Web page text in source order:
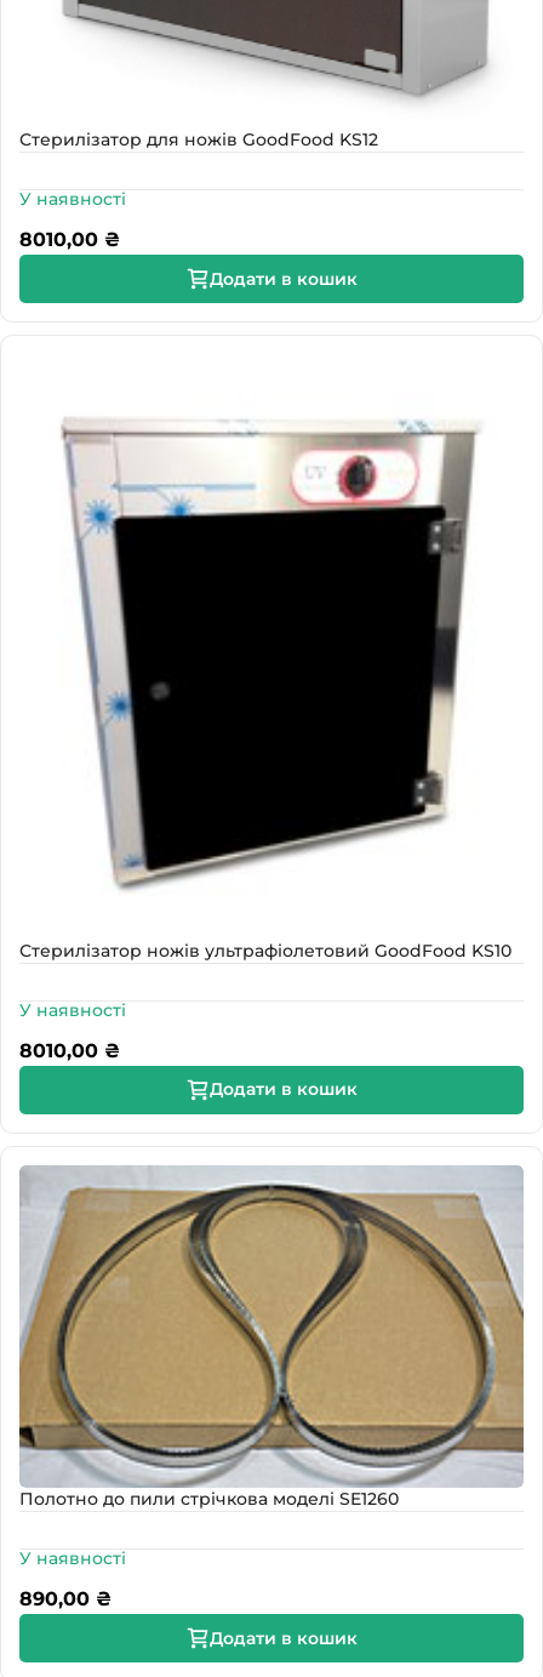
Стерилізатор для ножів GoodFood KS12
У наявності
8010,00 ₴
Додати в кошик
Стерилізатор ножів ультрафіолетовий GoodFood KS10
У наявності
8010,00 ₴
Додати в кошик
Полотно до пили стрічкова моделі SE1260
У наявності
890,00 ₴
Додати в кошик